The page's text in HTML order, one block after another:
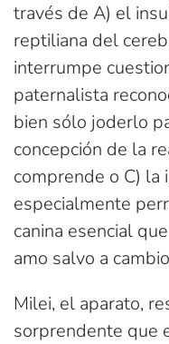
través de A) el
reptiliana del
interrumpe
paternalista
bien sólo joderlo
concepción de la
comprende o C) la
especialmente
canina esencial
amo salvo a
Milei, el aparato,
sorprendente que